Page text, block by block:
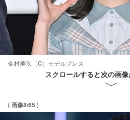
金村美玖（C）モデルプレス
スクロールすると次の画
( 画像8/65 )